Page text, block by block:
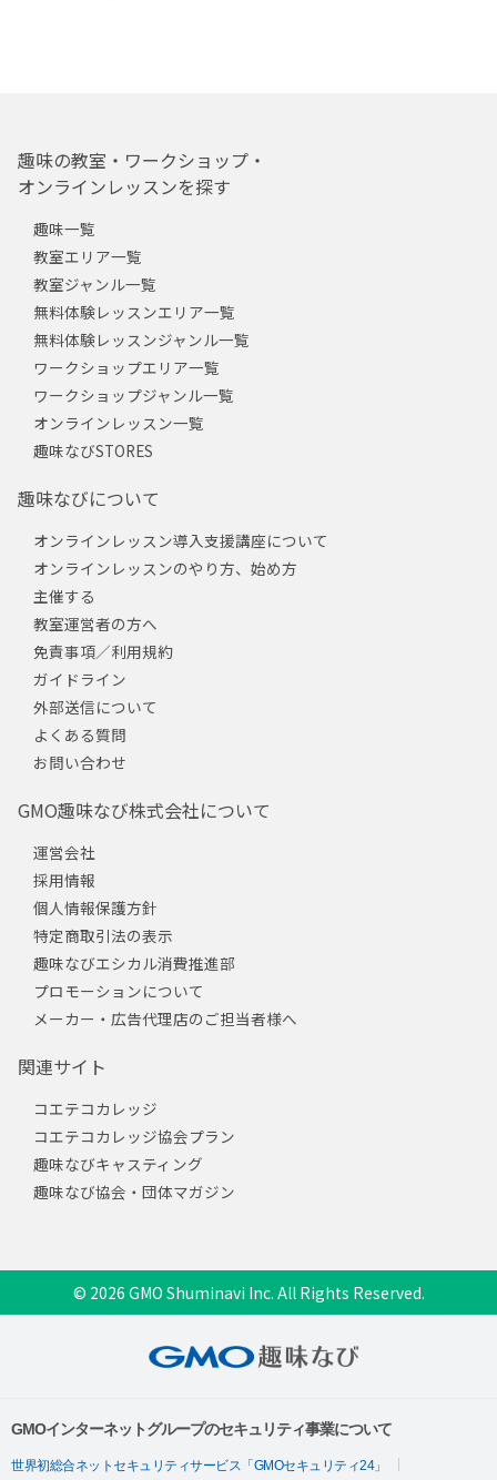
趣味の教室・ワークショップ・
オンラインレッスンを探す
趣味一覧
教室エリア一覧
教室ジャンル一覧
無料体験レッスンエリア一覧
無料体験レッスンジャンル一覧
ワークショップエリア一覧
ワークショップジャンル一覧
オンラインレッスン一覧
趣味なびSTORES
趣味なびについて
オンラインレッスン導入支援講座について
オンラインレッスンのやり方、始め方
主催する
教室運営者の方へ
免責事項／利用規約
ガイドライン
外部送信について
よくある質問
お問い合わせ
GMO趣味なび株式会社について
運営会社
採用情報
個人情報保護方針
特定商取引法の表示
趣味なびエシカル消費推進部
プロモーションについて
メーカー・広告代理店のご担当者様へ
関連サイト
コエテコカレッジ
コエテコカレッジ協会プラン
趣味なびキャスティング
趣味なび協会・団体マガジン
© 2026 GMO Shuminavi Inc. All Rights Reserved.